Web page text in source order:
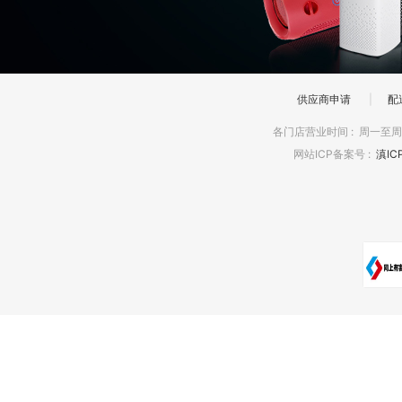
供应商申请 配
各门店营业时间 : 周一至
网站ICP备案号 : 滇